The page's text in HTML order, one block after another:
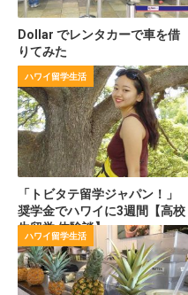
Dollar でレンタカーで車を借
りてみた
ハワイ留学生活
「トビタテ留学ジャパン！」
奨学金でハワイに3週間【高校
生留学 体験談】
ハワイ留学生活